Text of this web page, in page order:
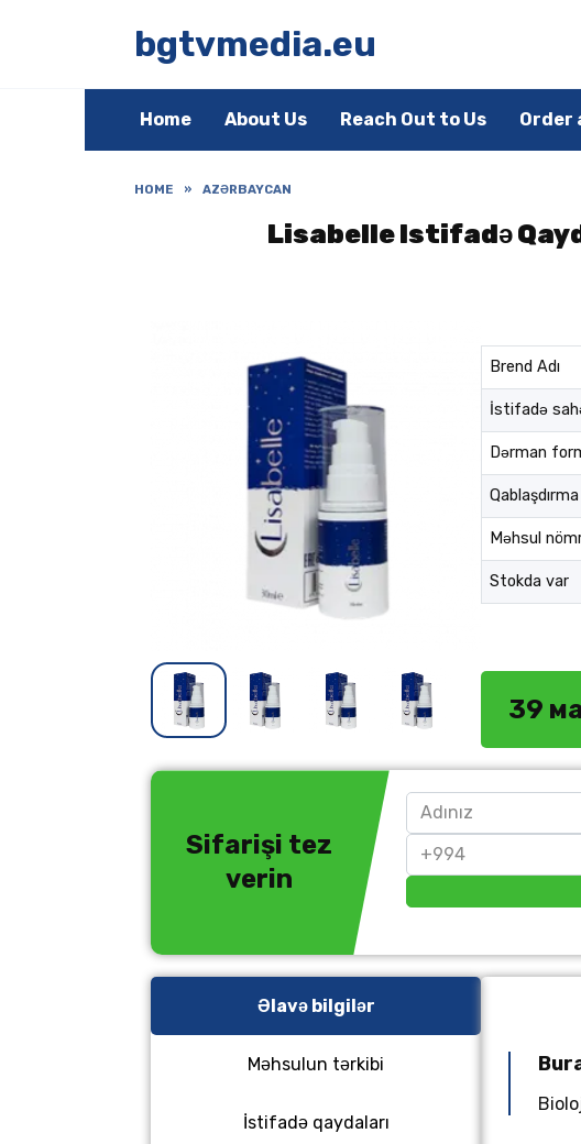
bgtvmedia.eu
Home About Us Reach Out to Us Order
HOME » AZƏRBAYCAN
Lisabelle Istifadə
Brend Adı
İstifadə
Dərman
Məhsul
Stokda var
39
Sifarişi tez
verin
Əlavə bilgilər
Məhsulun tərkibi
İstifadə qaydaları